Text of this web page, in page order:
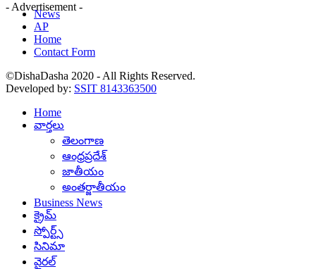
- Advertisement -
News
AP
Home
Contact Form
©DishaDasha 2020 - All Rights Reserved.
Developed by: SSIT 8143363500
Home
వార్తలు
తెలంగాణ
ఆంధ్రప్రదేశ్
జాతీయం
అంతర్జాతీయం
Business News
క్రైమ్
స్పోర్ట్స్
సినిమా
వైరల్